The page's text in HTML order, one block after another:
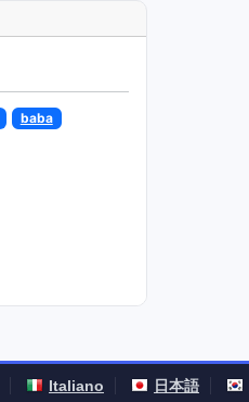
baba
Italiano 日本語